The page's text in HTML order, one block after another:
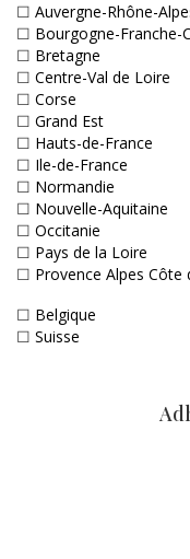
☐ Auvergne-Rhône-
☐ Bourgogne-Franche-
☐ Bretagne
☐ Centre-Val de Loire
☐ Corse
☐ Grand Est
☐ Hauts-de-France
☐ Ile-de-France
☐ Normandie
☐ Nouvelle-Aquitaine
☐ Occitanie
☐ Pays de la Loire
☐ Provence Alpes Côte
☐ Belgique
☐ Suisse